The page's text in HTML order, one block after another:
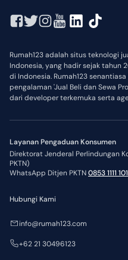
Rumah123 adalah situs teknologi
Indonesia, yang hadir sejak tahun
di Indonesia. Rumah123
pengalaman 'Jual Beli dan Sewa
dari developer terkemuka serta
Layanan Pengaduan Konsumen
Direktorat Jenderal Perlindungan
PKTN)
WhatsApp Ditjen PKTN0853 1111
Hubungi Kami
info@rumah123.com
+62 21 30496123